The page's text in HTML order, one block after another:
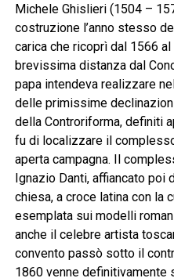
Michele Ghislieri (1504 –
costruzione l’anno stesso
carica che ricoprì dal 1566
brevissima distanza dal
papa intendeva realizzare
delle primissime
della Controriforma, definiti
fu di localizzare il
aperta campagna. Il
Ignazio Danti, affiancato poi
chiesa, a croce latina con la
esemplata sui modelli
anche il celebre artista
convento passò sotto il
1860 venne